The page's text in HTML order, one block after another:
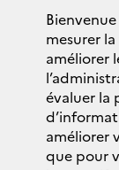
mesurer
améliorer
évaluer la
améliorer
que pour
utilisateur,
services
Nous
Vous
vous
et cookies.
Contacts
Politique de
Bandeau des